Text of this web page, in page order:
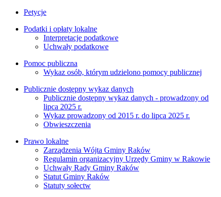
Petycje
Podatki i opłaty lokalne
Interpretacje podatkowe
Uchwały podatkowe
Pomoc publiczna
Wykaz osób, którym udzielono pomocy publicznej
Publicznie dostępny wykaz danych
Publicznie dostępny wykaz danych - prowadzony od
lipca 2025 r.
Wykaz prowadzony od 2015 r. do lipca 2025 r.
Obwieszczenia
Prawo lokalne
Zarządzenia Wójta Gminy Raków
Regulamin organizacyjny Urzędy Gminy w Rakowie
Uchwały Rady Gminy Raków
Statut Gminy Raków
Statuty sołectw